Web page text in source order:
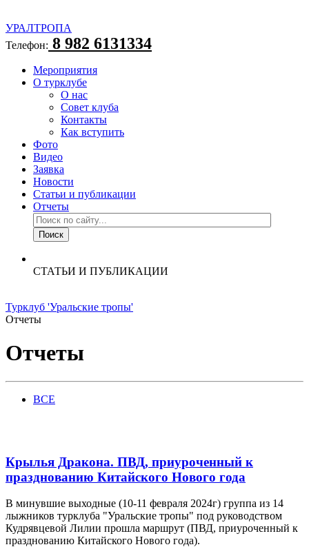
УРАЛТРОПА
Телефон: 8 982 6131334
Мероприятия
О турклубе
О нас
Совет клуба
Контакты
Как вступить
Фото
Видео
Заявка
Новости
Статьи и публикации
Отчеты
СТАТЬИ И ПУБЛИКАЦИИ
Турклуб 'Уральские тропы'
Отчеты
Отчеты
ВСЕ
Крылья Дракона. ПВД, приуроченный к
празднованию Китайского Нового года
В минувшие выходные (10-11 февраля 2024г) группа из 14
лыжников турклуба "Уральские тропы" под руководством
Кудрявцевой Лилии прошла маршрут (ПВД, приуроченный к
празднованию Китайского Нового года).